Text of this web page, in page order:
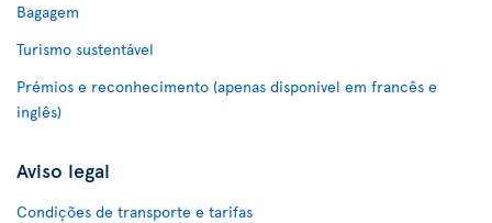
Bagagem
Turismo sustentável
Prémios e reconhecimento (apenas disponível em francês e
inglês)
Aviso legal
Condições de transporte e tarifas